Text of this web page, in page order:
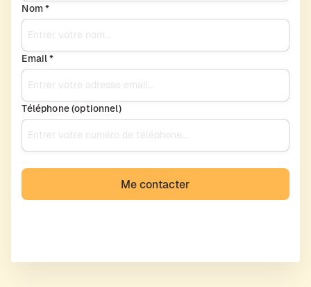
Nom *
Email *
Téléphone (optionnel)